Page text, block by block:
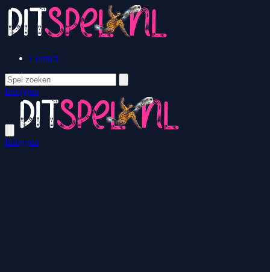
Contact
Inloggen
Inloggen